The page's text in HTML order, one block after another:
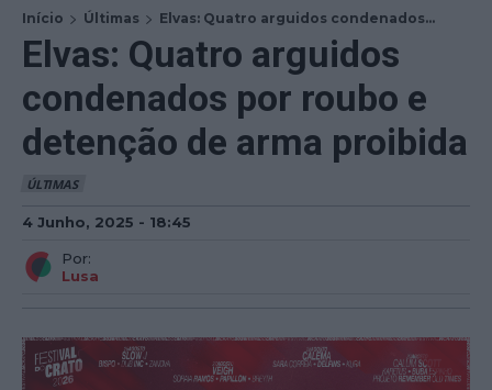
Início Últimas Elvas: Quatro arguidos condenados...
Elvas: Quatro arguidos
condenados por roubo e
detenção de arma proibida
ÚLTIMAS
4 Junho, 2025 - 18:45
Por:
Lusa